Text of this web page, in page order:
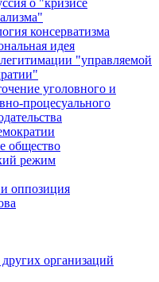
о "кризисе
консерватизма
идея
"управляемой
уголовного и
процесуального
общество
режим
оппозиция
организаций